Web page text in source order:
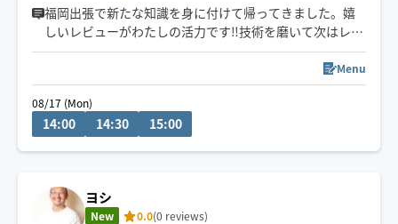
福岡出張で新たな知識を身に付けて帰ってきました。嬉
しいレビューがわたしの活力です‼︎技術を磨いて次はレビ
ュー30件を目指します✨対応可能時間外（早朝夜間も
含）でも施術が可能な場合がありますので、遠慮なく‼︎ど
んどんお問い合わせくださいね〜📩
Menu
08/17 (Mon)
14:00 14:30 15:00
ヨシ
New 0.0(0 reviews)